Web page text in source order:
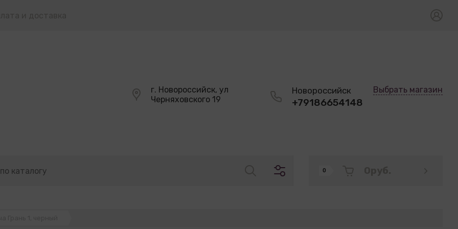
г. Новороссийск, ул
Черняховского 19
Новороссийск
+79186654148
Выбрать магазин
0